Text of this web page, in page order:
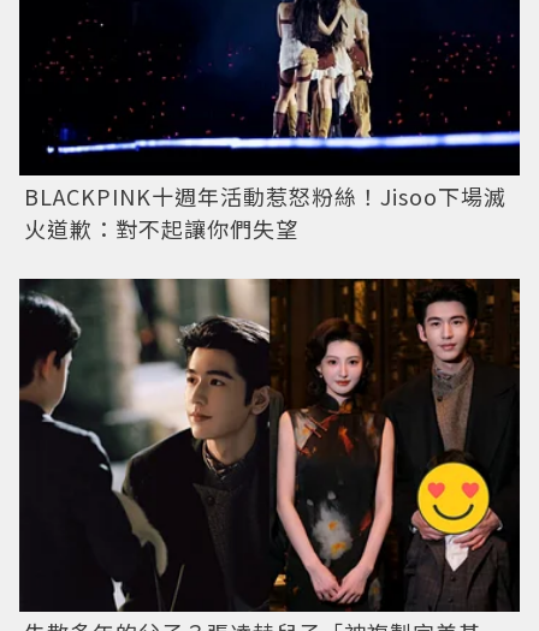
BLACKPINK十週年活動惹怒粉絲！Jisoo下場滅
火道歉：對不起讓你們失望